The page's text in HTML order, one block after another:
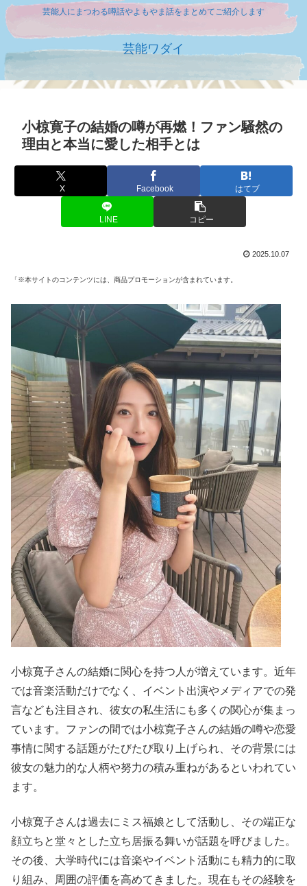
芸能人にまつわる噂話やよもやま話をまとめてご紹介します
芸能ワダイ
小椋寛子の結婚の噂が再燃！ファン騒然の
理由と本当に愛した相手とは
X Facebook はてブ
LINE コピー
2025.10.07
「※本サイトのコンテンツには、商品プロモーションが含まれています。
小椋寛子さんの結婚に関心を持つ人が増えています。近年
では音楽活動だけでなく、イベント出演やメディアでの発
言なども注目され、彼女の私生活にも多くの関心が集まっ
ています。ファンの間では小椋寛子さんの結婚の噂や恋愛
事情に関する話題がたびたび取り上げられ、その背景には
彼女の魅力的な人柄や努力の積み重ねがあるといわれてい
ます。
小椋寛子さんは過去にミス福娘として活動し、その端正な
顔立ちと堂々とした立ち居振る舞いが話題を呼びました。
その後、大学時代には音楽やイベント活動にも精力的に取
り組み、周囲の評価を高めてきました。現在もその経験を